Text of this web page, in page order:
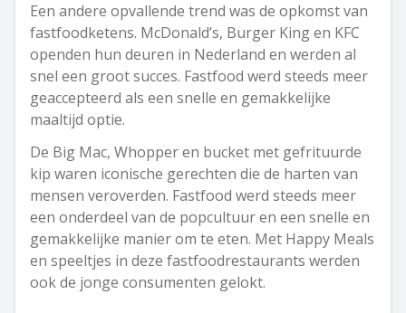
Een andere opvallende trend was de opkomst van
fastfoodketens. McDonald’s, Burger King en KFC
openden hun deuren in Nederland en werden al
snel een groot succes. Fastfood werd steeds meer
geaccepteerd als een snelle en gemakkelijke
maaltijd optie.
De Big Mac, Whopper en bucket met gefrituurde
kip waren iconische gerechten die de harten van
mensen veroverden. Fastfood werd steeds meer
een onderdeel van de popcultuur en een snelle en
gemakkelijke manier om te eten. Met Happy Meals
en speeltjes in deze fastfoodrestaurants werden
ook de jonge consumenten gelokt.